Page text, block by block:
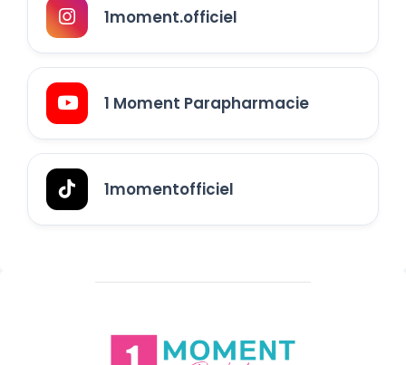
1moment.officiel
1 Moment Parapharmacie
1momentofficiel